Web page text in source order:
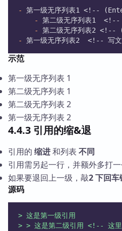
-
第一级无序列表1 <!--
-
第二级无序列表1
-
第二级无序列表2
-
第一级无序列表2  <!--
示范
第一级无序列表 1
第二级无序列表 1
第二级无序列表 2
第一级无序列表 2
4.4.3 引用的缩&退
引用的 缩进和列表 不同
引用需另起一行，并额外多打
如果要退回上一级，敲2 下回车
源码
> 这是第一级引用
> > 这是第二级引用 <!-- 这